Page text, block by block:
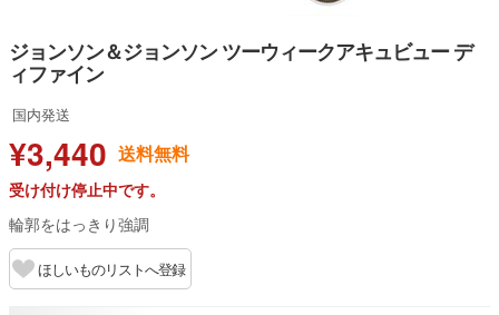
ジョンソン＆ジョンソン ツーウィークアキュビュー デ
ィファイン
国内発送
¥3,440 送料無料
受け付け停止中です。
輪郭をはっきり強調
ほしいものリストへ登録